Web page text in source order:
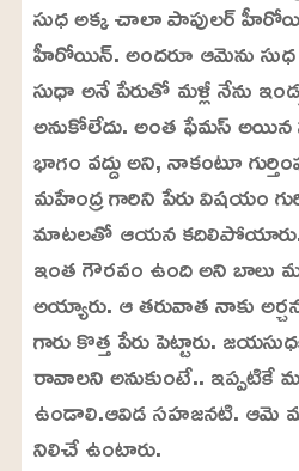
సుధ అక్క చాలా పాపులర్
హీరోయిన్. అందరూ ఆమెను సుధ
సుధా అనే పేరుతో మళ్లీ నేను
అనుకోలేదు. అంత ఫేమస్ అయిన
భాగం వద్దు అని, నాకంటూ
మహేంద్ర గారిని పేరు విషయం
మాటలతో ఆయన కదిలిపోయారు.
ఇంత గౌరవం ఉంది అని బాలు
అయ్యారు. ఆ తరువాత నాకు
గారు కొత్త పేరు పెట్టారు.
రావాలని అనుకుంటే.. ఇప్పటికే
ఉండాలి.ఆవిడ సహజనటి. ఆమె
నిలిచే ఉంటారు.